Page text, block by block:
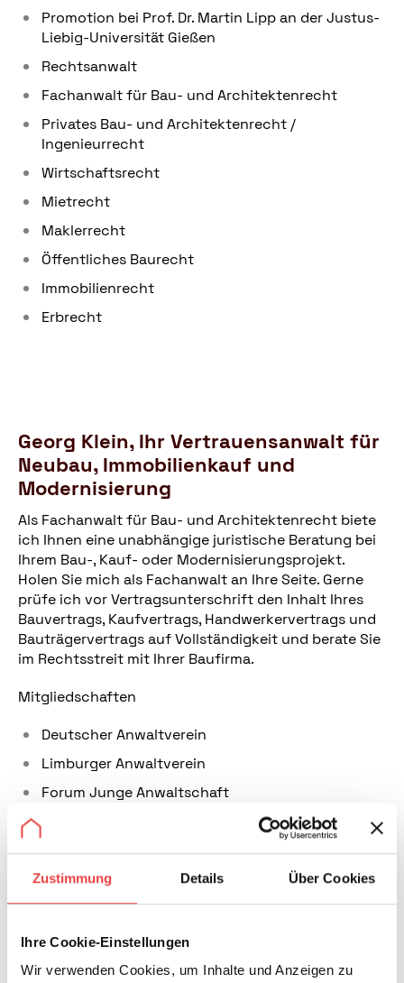
Zustimmung Details Über Cookies
Ihre Cookie-Einstellungen
Wir verwenden Cookies, um Inhalte und Anzeigen zu
Promotion bei Prof. Dr. Martin Lipp an der Justus-
Liebig-Universität Gießen
Rechtsanwalt
Fachanwalt für Bau- und Architektenrecht
Privates Bau- und Architektenrecht /
Ingenieurrecht
Wirtschaftsrecht
Mietrecht
Maklerrecht
Öffentliches Baurecht
Immobilienrecht
Erbrecht
Georg Klein, Ihr Vertrauensanwalt für
Neubau, Immobilienkauf und
Modernisierung
Als Fachanwalt für Bau- und Architektenrecht biete
ich Ihnen eine unabhängige juristische Beratung bei
Ihrem Bau-, Kauf- oder Modernisierungsprojekt.
Holen Sie mich als Fachanwalt an Ihre Seite. Gerne
prüfe ich vor Vertragsunterschrift den Inhalt Ihres
Bauvertrags, Kaufvertrags, Handwerkervertrags und
Bauträgervertrags auf Vollständigkeit und berate Sie
im Rechtsstreit mit Ihrer Baufirma.
Mitgliedschaften
Deutscher Anwaltverein
Limburger Anwaltverein
Forum Junge Anwaltschaft
Wirtschaftsjunioren Limburg
Weilburg Diez e.V.
ARGE Baurecht
Rechtsanwaltskammer
Über mich